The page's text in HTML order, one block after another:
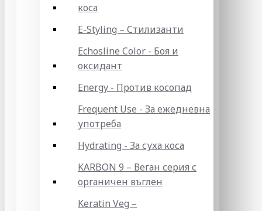
коса
E-Styling – Стилизанти
Echosline Color - Боя и
оксидант
Energy - Против косопад
Frequent Use - За ежедневна
употреба
Hydrating - За суха коса
KARBON 9 – Веган серия с
органичен въглен
Keratin Veg –